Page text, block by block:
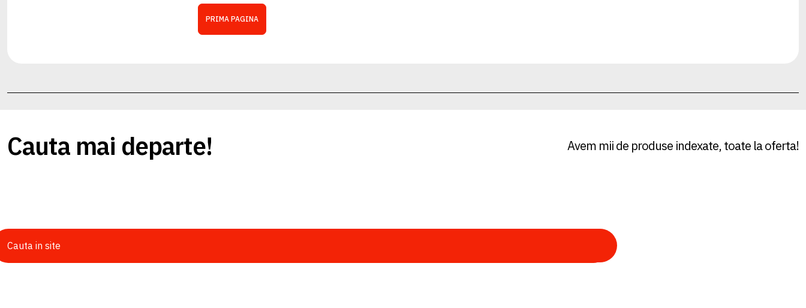
PRIMA PAGINA
Cauta mai departe! Avem mii de produse indexate, toate la oferta!